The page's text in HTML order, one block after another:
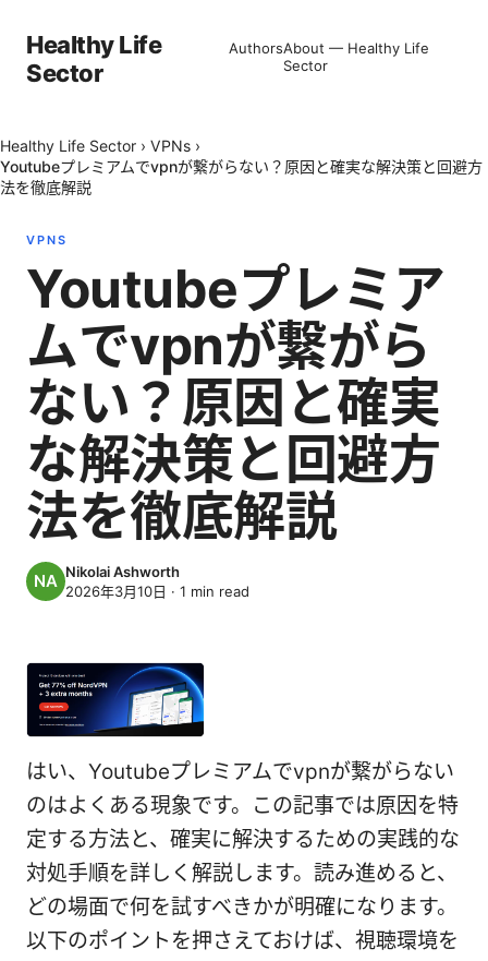
Healthy Life
Sector
AuthorsAbout — Healthy Life
Sector
Healthy Life Sector › VPNs ›
Youtubeプレミアムでvpnが繋がらない？原因と確実な解決策と回避方
法を徹底解説
VPNS
Youtubeプレミア
ムでvpnが繋がら
ない？原因と確実
な解決策と回避方
法を徹底解説
Nikolai Ashworth
2026年3月10日 · 1 min read
はい、Youtubeプレミアムでvpnが繋がらない
のはよくある現象です。この記事では原因を特
定する方法と、確実に解決するための実践的な
対処手順を詳しく解説します。読み進めると、
どの場面で何を試すべきかが明確になります。
以下のポイントを押さえておけば、視聴環境を